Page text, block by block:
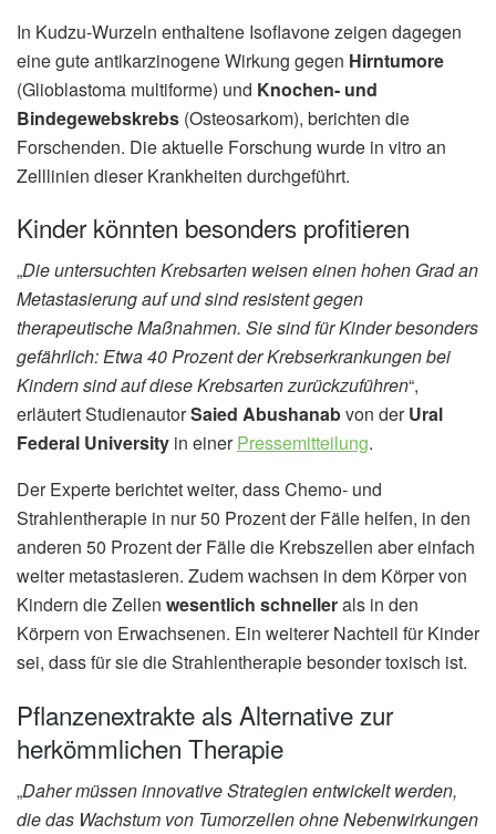
In Kudzu-Wurzeln enthaltene Isoflavone zeigen dagegen
eine gute antikarzinogene Wirkung gegen Hirntumore
(Glioblastoma multiforme) und Knochen- und
Bindegewebskrebs (Osteosarkom), berichten die
Forschenden. Die aktuelle Forschung wurde in vitro an
Zelllinien dieser Krankheiten durchgeführt.
Kinder könnten besonders profitieren
„Die untersuchten Krebsarten weisen einen hohen Grad an
Metastasierung auf und sind resistent gegen
therapeutische Maßnahmen. Sie sind für Kinder besonders
gefährlich: Etwa 40 Prozent der Krebserkrankungen bei
Kindern sind auf diese Krebsarten zurückzuführen“,
erläutert StudienautorSaied Abushanabvon derUral
Federal University in einerPressemitteilung.
Der Experte berichtet weiter, dass Chemo- und
Strahlentherapie in nur 50 Prozent der Fälle helfen, in den
anderen 50 Prozent der Fälle die Krebszellen aber einfach
weiter metastasieren. Zudem wachsen in dem Körper von
Kindern die Zellen wesentlich schnellerals in den
Körpern von Erwachsenen. Ein weiterer Nachteil für Kinder
sei, dass für sie die Strahlentherapie besonder toxisch ist.
Pflanzenextrakte als Alternative zur
herkömmlichen Therapie
„Daher müssen innovative Strategien entwickelt werden,
die das Wachstum von Tumorzellen ohne Nebenwirkungen